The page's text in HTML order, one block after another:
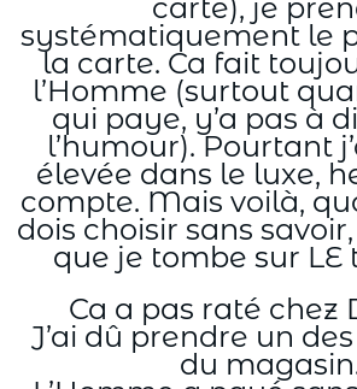
carte), je
systématiquement le
la carte. Ca fait
l’Homme (surtout
qui paye, y’a pas à
l’humour). Pourtant
élevée dans le luxe,
compte. Mais voilà,
dois choisir sans savoir,
que je tombe sur LE
Ca a pas raté chez
J’ai dû prendre un
du